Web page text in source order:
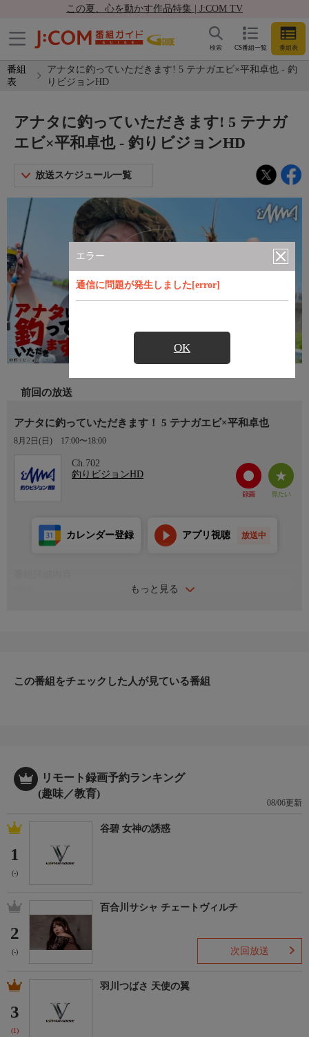
この夏、心を動かす作品特集 | J:COM TV
CS番組一覧 番組表
検索
番組
表
アナタに釣っていただきます! 5 テナガエビ×平和卓也 - 釣
りビジョンHD
エラー
通信に問題が発生しました[error]
OK
アナタに釣っていただきます! 5 テナガ
エビ×平和卓也 - 釣りビジョンHD
放送スケジュール一覧
前回の放送
アナタに釣っていただきます！ 5 テナガエビ×平和卓也
8月2日(日) 17:00〜18:00
Ch.702
釣りビジョンHD
もっと見る
カレンダー登録 アプリ視聴 放送中
ことで、その魅力にどっぷりとハマってゆく。
この番組をチェックした人が見ている番組
リモート録画予約ランキング
(趣味／教育)
08/06更新
1
(-)
谷碧 女神の誘惑
2
(-)
百合川サシャ チェートヴィルチ
次回放送
3
(1)
羽川つばさ 天使の翼